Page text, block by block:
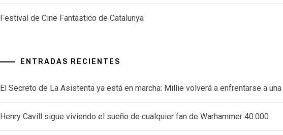
Festival de Cine Fantástico de Catalunya
ENTRADAS RECIENTES
El Secreto de La Asistenta ya está en marcha: Millie volverá a enfrentarse a
Henry Cavill sigue viviendo el sueño de cualquier fan de Warhammer 40.000